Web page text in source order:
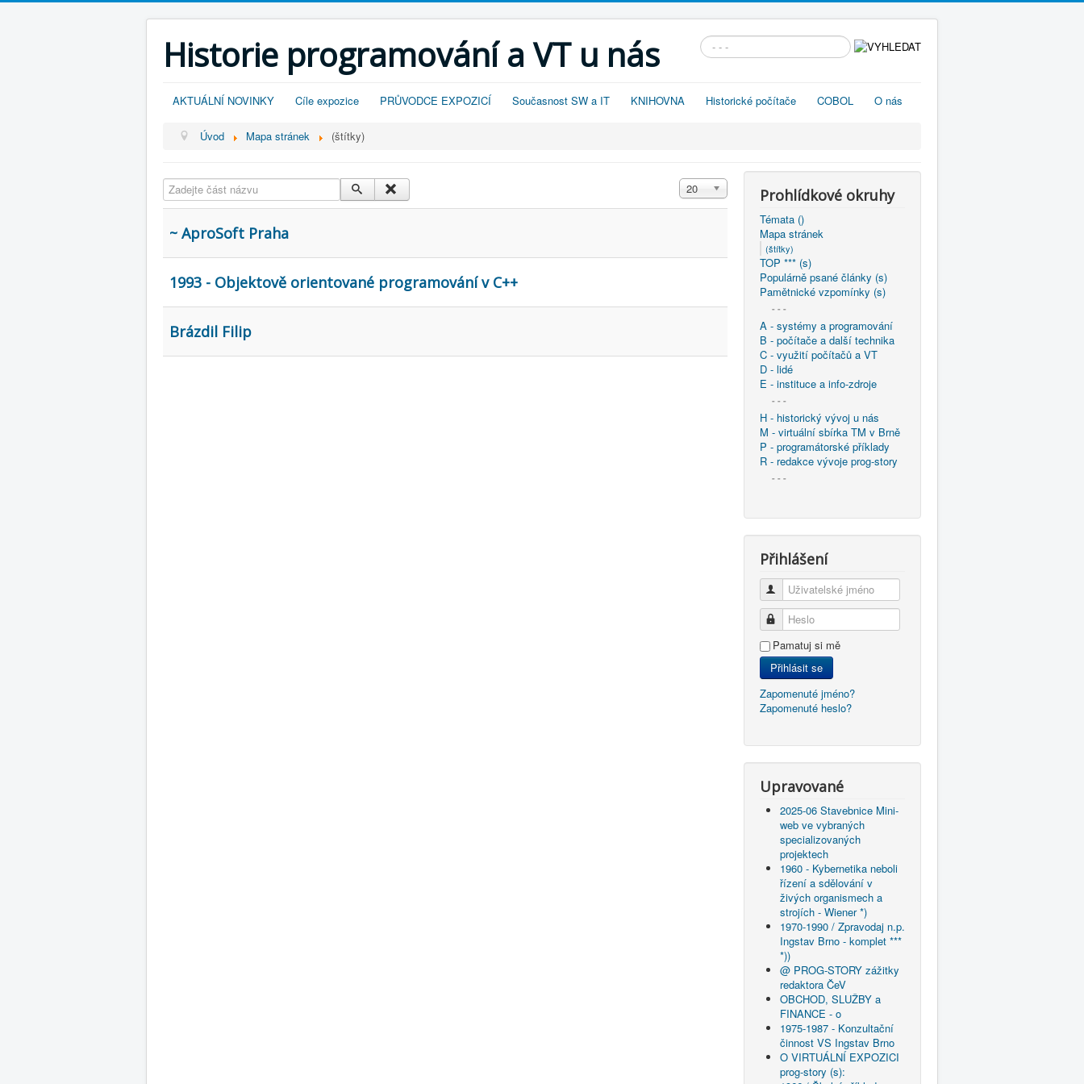
Historie programování a VT u nás Vyhledávání...
AKTUÁLNÍ NOVINKY Cíle expozice PRŮVODCE EXPOZICÍ Současnost SW a IT KNIHOVNA Historické počítače COBOL O nás
Úvod Mapa stránek (štítky)
Zadejte část názvu Zobrazit
20
~ AproSoft Praha
1993 - Objektově orientované programování v C++
Brázdil Filip
Prohlídkové okruhy
Témata ()
Mapa stránek
(štítky)
TOP *** (s)
Populárně psané články (s)
Pamětnické vzpomínky (s)
- - -
A - systémy a programování
B - počítače a další technika
C - využití počítačů a VT
D - lidé
E - instituce a info-zdroje
- - -
H - historický vývoj u nás
M - virtuální sbírka TM v Brně
P - programátorské příklady
R - redakce vývoje prog-story
- - -
Přihlášení
Uživatelské jméno
Heslo
Pamatuj si mě
Přihlásit se
Zapomenuté jméno?
Zapomenuté heslo?
Upravované
2025-06 Stavebnice Mini-
web ve vybraných
specializovaných
projektech
1960 - Kybernetika neboli
řízení a sdělování v
živých organismech a
strojích - Wiener *)
1970-1990 / Zpravodaj n.p.
Ingstav Brno - komplet ***
*))
@ PROG-STORY zážitky
redaktora ČeV
OBCHOD, SLUŽBY a
FINANCE - o
1975-1987 - Konzultační
činnost VS Ingstav Brno
O VIRTUÁLNÍ EXPOZICI
prog-story (s):